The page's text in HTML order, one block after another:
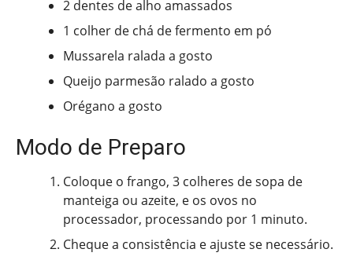
2 dentes de alho amassados
1 colher de chá de fermento em pó
Mussarela ralada a gosto
Queijo parmesão ralado a gosto
Orégano a gosto
Modo de Preparo
Coloque o frango, 3 colheres de sopa de
manteiga ou azeite, e os ovos no
processador, processando por 1 minuto.
Cheque a consistência e ajuste se necessário.